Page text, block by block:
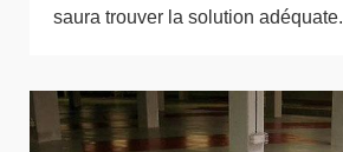
saura trouver la solution adéquate.